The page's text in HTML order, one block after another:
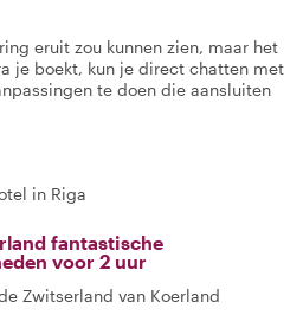
eruit zou kunnen zien, maar het
je boekt, kun je direct chatten met
te doen die aansluiten
in Riga
fantastische
voor 2 uur
Zwitserland van Koerland